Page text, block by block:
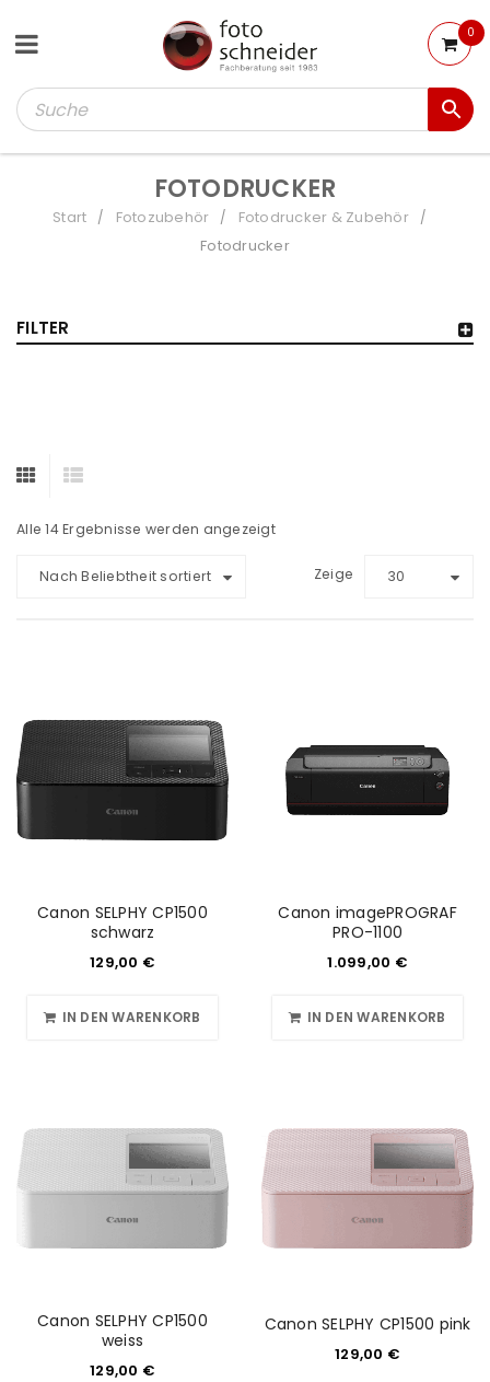
0
FOTODRUCKER
Start / Fotozubehör / Fotodrucker & Zubehör /
Fotodrucker
FILTER
Alle 14 Ergebnisse werden angezeigt
Nach Beliebtheit sortiert Zeige 30
Canon SELPHY CP1500
schwarz
129,00 €
IN DEN WARENKORB
Canon imagePROGRAF
PRO-1100
1.099,00 €
IN DEN WARENKORB
Canon SELPHY CP1500
weiss
129,00 €
Canon SELPHY CP1500 pink
129,00 €